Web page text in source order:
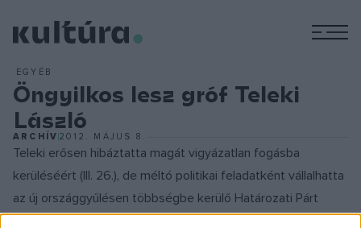
EGYÉB
Öngyilkos lesz gróf Teleki
László
ARCHÍV2012. MÁJUS 8.
Teleki erősen hibáztatta magát vigyázatlan fogásba
kerüléséért (III. 26.), de méltó politikai feladatként vállalhatta
az új országgyűlésen többségbe kerülő Határozati Párt